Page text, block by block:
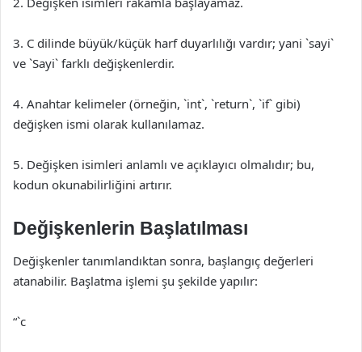
3. C dilinde büyük/küçük harf duyarlılığı vardır; yani `sayi`
ve `Sayi` farklı değişkenlerdir.
4. Anahtar kelimeler (örneğin, `int`, `return`, `if` gibi)
değişken ismi olarak kullanılamaz.
5. Değişken isimleri anlamlı ve açıklayıcı olmalıdır; bu,
kodun okunabilirliğini artırır.
Değişkenlerin Başlatılması
Değişkenler tanımlandıktan sonra, başlangıç değerleri
atanabilir. Başlatma işlemi şu şekilde yapılır:
“`c